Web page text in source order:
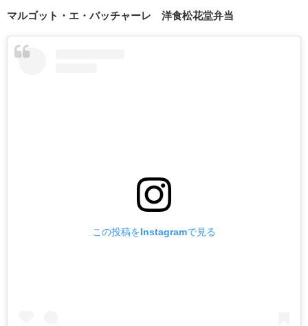
マルゴット・エ・バッチャーレ 洋食松花堂弁当
この投稿をInstagramで見る